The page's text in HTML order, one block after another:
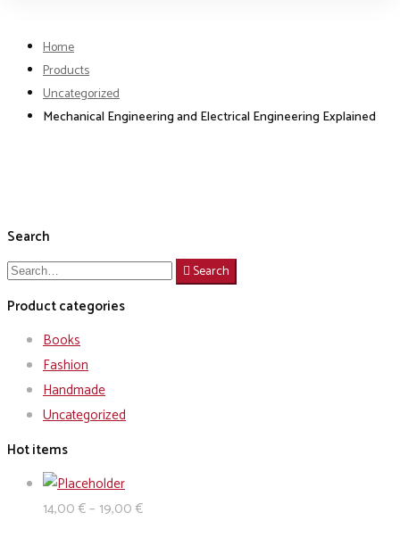
Home
Products
Uncategorized
Mechanical Engineering and Electrical Engineering Explained
Search
Search
for:
Search
Product categories
Books
Fashion
Handmade
Uncategorized
Hot items
14,00 €– 19,00 €